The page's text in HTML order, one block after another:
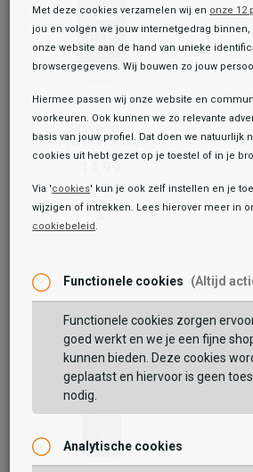
Premium Care
14,99
Met deze cookies verzamelen wij en onze 12
jou en volgen we jouw internetgedrag
onze website aan de hand van unieke
browsergegevens. Wij bouwen zo jouw
Hiermee passen wij onze website en
voorkeuren. Ook kunnen we zo relevante
basis van jouw profiel. Dat doen we natuurlijk
cookies uit hebt gezet op je toestel of in je
Via 'cookies' kun je ook zelf instellen en je
wijzigen of intrekken. Lees hierover meer in
cookiebeleid .
Functionele cookies (Altijd
Functionele cookies zorgen
goed werkt en we je een fijne
kunnen bieden. Deze cookies
geplaatst en hiervoor is geen
nodig.
Analytische cookies